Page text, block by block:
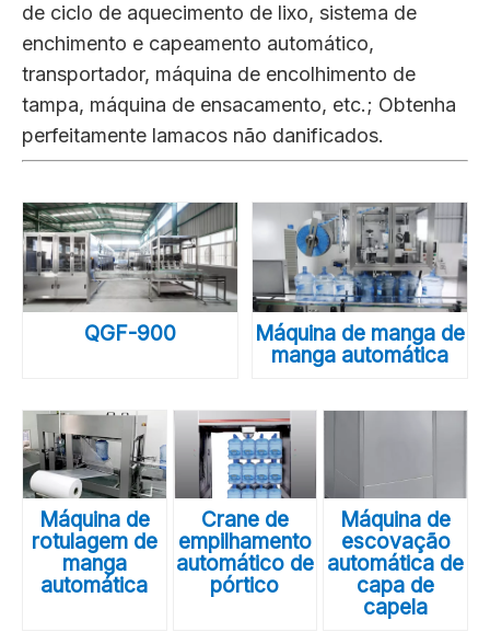
de ciclo de aquecimento de lixo, sistema de
enchimento e capeamento automático,
transportador, máquina de encolhimento de
tampa, máquina de ensacamento, etc.; Obtenha
perfeitamente lamacos não danificados.
QGF-900
Máquina de manga de
manga automática
Máquina de
rotulagem de
manga
automática
Crane de
empilhamento
automático de
pórtico
Máquina de
escovação
automática de
capa de
capela